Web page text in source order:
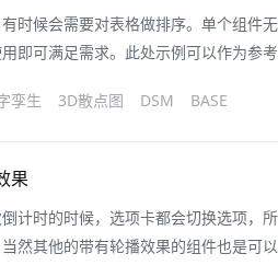
时候会需要对表格做排序。单个组件
即可满足需求。此处示例可以作为参
展示顺序与数据返回顺序相同，想要
孪生 3D散点图 DSM BASE
果
计时的时候，选项卡都会切换选项，
然其他的带有轮播效果的组件也是可